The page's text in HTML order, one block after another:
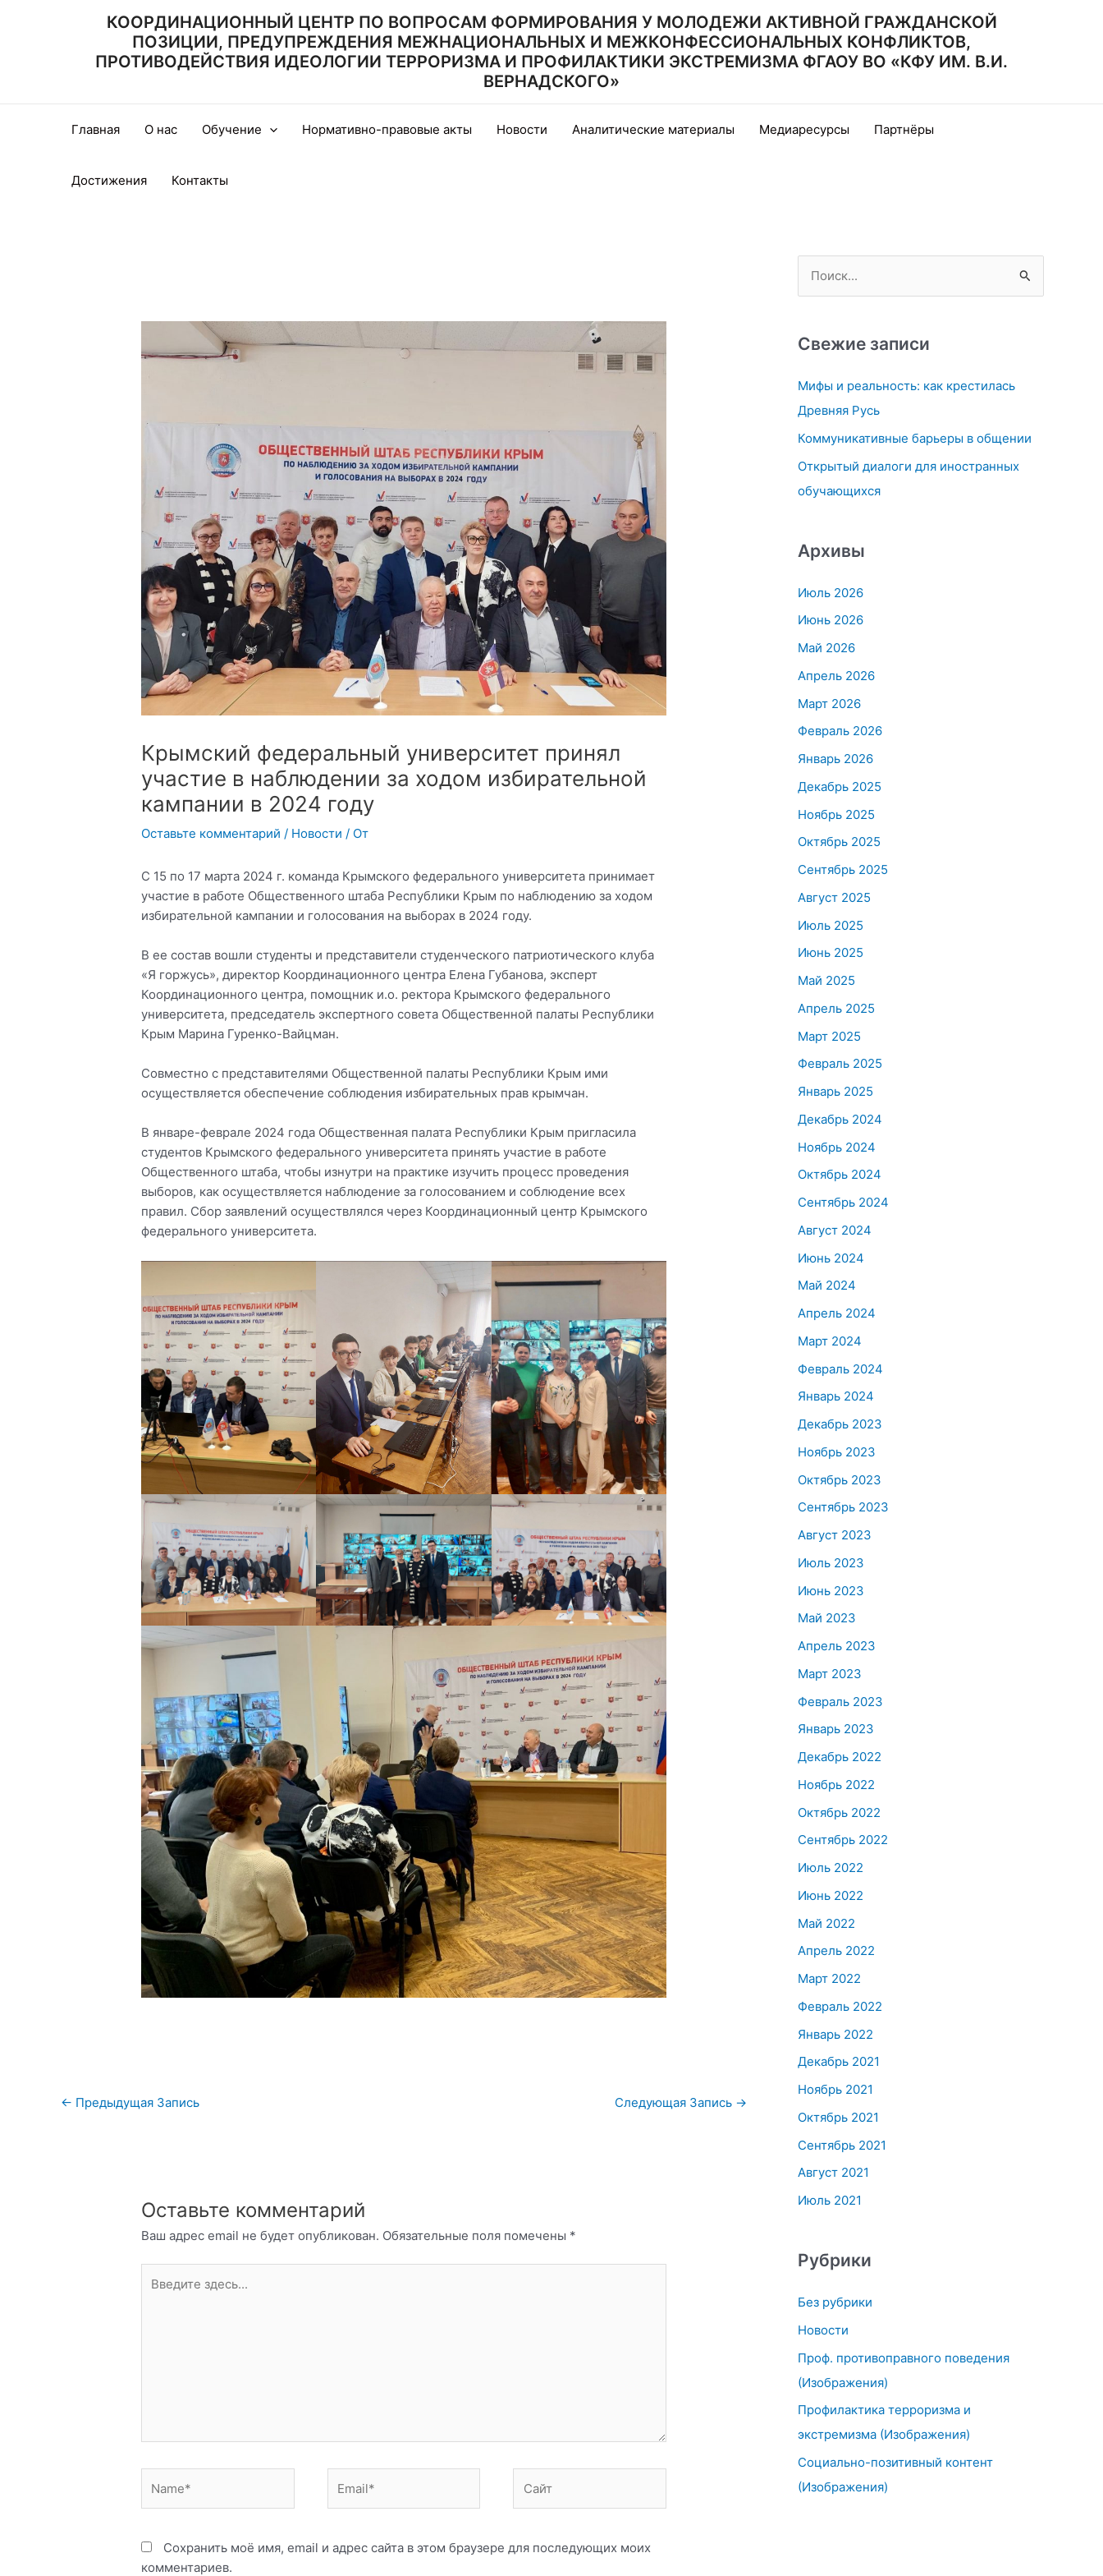
КООРДИНАЦИОННЫЙ ЦЕНТР ПО ВОПРОСАМ ФОРМИРОВАНИЯ У МОЛОДЕЖИ АКТИВНОЙ ГРАЖДАНСКОЙ
ПОЗИЦИИ, ПРЕДУПРЕЖДЕНИЯ МЕЖНАЦИОНАЛЬНЫХ И МЕЖКОНФЕССИОНАЛЬНЫХ КОНФЛИКТОВ,
ПРОТИВОДЕЙСТВИЯ ИДЕОЛОГИИ ТЕРРОРИЗМА И ПРОФИЛАКТИКИ ЭКСТРЕМИЗМА ФГАОУ ВО «КФУ ИМ. В.И.
ВЕРНАДСКОГО»
Главная О нас Обучение Нормативно-правовые акты Новости Аналитические материалы Медиаресурсы Партнёры
Достижения Контакты
Крымский федеральный университет принял
участие в наблюдении за ходом избирательной
кампании в 2024 году
Оставьте комментарий / Новости / От
С 15 по 17 марта 2024 г. команда Крымского федерального университета принимает
участие в работе Общественного штаба Республики Крым по наблюдению за ходом
избирательной кампании и голосования на выборах в 2024 году.
В ее состав вошли студенты и представители студенческого патриотического клуба
«Я горжусь», директор Координационного центра Елена Губанова, эксперт
Координационного центра, помощник и.о. ректора Крымского федерального
университета, председатель экспертного совета Общественной палаты Республики
Крым Марина Гуренко-Вайцман.
Совместно с представителями Общественной палаты Республики Крым ими
осуществляется обеспечение соблюдения избирательных прав крымчан.
В январе-феврале 2024 года Общественная палата Республики Крым пригласила
студентов Крымского федерального университета принять участие в работе
Общественного штаба, чтобы изнутри на практике изучить процесс проведения
выборов, как осуществляется наблюдение за голосованием и соблюдение всех
правил. Сбор заявлений осуществлялся через Координационный центр Крымского
федерального университета.
Навигация
← Предыдущая Запись Следующая Запись →
Оставьте комментарий
Ваш адрес email не будет опубликован. Обязательные поля помечены *
здесь...
Сохранить моё имя, email и адрес сайта в этом браузере для последующих моих
комментариев.
с
:
Свежие записи
Мифы и реальность: как крестилась
Древняя Русь
Коммуникативные барьеры в общении
Открытый диалоги для иностранных
обучающихся
Архивы
Июль 2026
Июнь 2026
Май 2026
Апрель 2026
Март 2026
Февраль 2026
Январь 2026
Декабрь 2025
Ноябрь 2025
Октябрь 2025
Сентябрь 2025
Август 2025
Июль 2025
Июнь 2025
Май 2025
Апрель 2025
Март 2025
Февраль 2025
Январь 2025
Декабрь 2024
Ноябрь 2024
Октябрь 2024
Сентябрь 2024
Август 2024
Июнь 2024
Май 2024
Апрель 2024
Март 2024
Февраль 2024
Январь 2024
Декабрь 2023
Ноябрь 2023
Октябрь 2023
Сентябрь 2023
Август 2023
Июль 2023
Июнь 2023
Май 2023
Апрель 2023
Март 2023
Февраль 2023
Январь 2023
Декабрь 2022
Ноябрь 2022
Октябрь 2022
Сентябрь 2022
Июль 2022
Июнь 2022
Май 2022
Апрель 2022
Март 2022
Февраль 2022
Январь 2022
Декабрь 2021
Ноябрь 2021
Октябрь 2021
Сентябрь 2021
Август 2021
Июль 2021
Рубрики
Без рубрики
Новости
Проф. противоправного поведения
(Изображения)
Профилактика терроризма и
экстремизма (Изображения)
Социально-позитивный контент
(Изображения)